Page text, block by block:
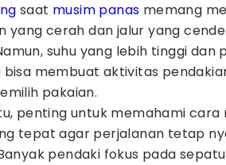
saat musim panas memang
yang cerah dan jalur yang
suhu yang lebih tinggi dan
bisa membuat aktivitas
pakaian.
penting untuk memahami cara
tepat agar perjalanan tetap
pendaki fokus pada